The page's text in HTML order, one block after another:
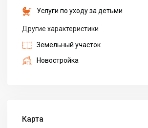
Услуги по уходу за детьми
Другие характеристики
Земельный участок
Новостройка
Карта